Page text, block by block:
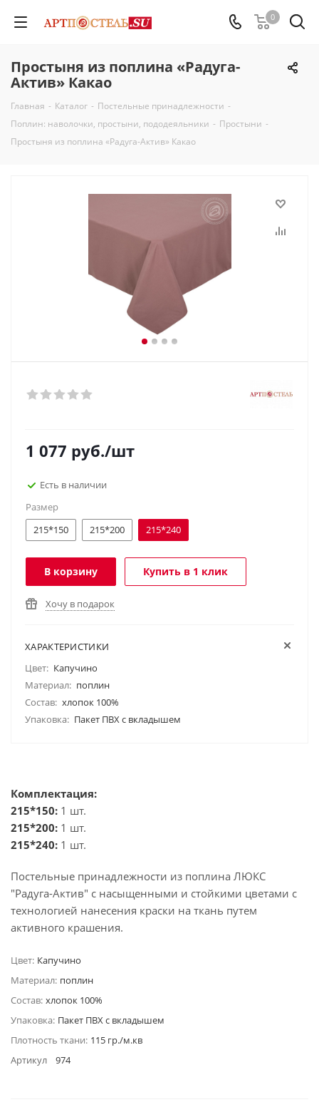
0
Простыня из поплина «Радуга-
Актив» Какао
Главная - Каталог - Постельные принадлежности -
Поплин: наволочки, простыни, пододеяльники - Простыни -
Простыня из поплина «Радуга-Актив» Какао
1 077 руб./шт
Есть в наличии
Размер
215*150
215*200 215*240
В корзину Купить в 1 клик
Хочу в подарок
ХАРАКТЕРИСТИКИ
Цвет: Капучино
Материал: поплин
Состав: хлопок 100%
Упаковка: Пакет ПВХ с вкладышем
Комплектация:
215*150: 1 шт.
215*200: 1 шт.
215*240: 1 шт.
Постельные принадлежности из поплина ЛЮКС
"Радуга-Актив" с насыщенными и стойкими цветами с
технологией нанесения краски на ткань путем
активного крашения.
Цвет: Капучино
Материал: поплин
Состав: хлопок 100%
Упаковка: Пакет ПВХ с вкладышем
Плотность ткани: 115 гр./м.кв
Артикул
974